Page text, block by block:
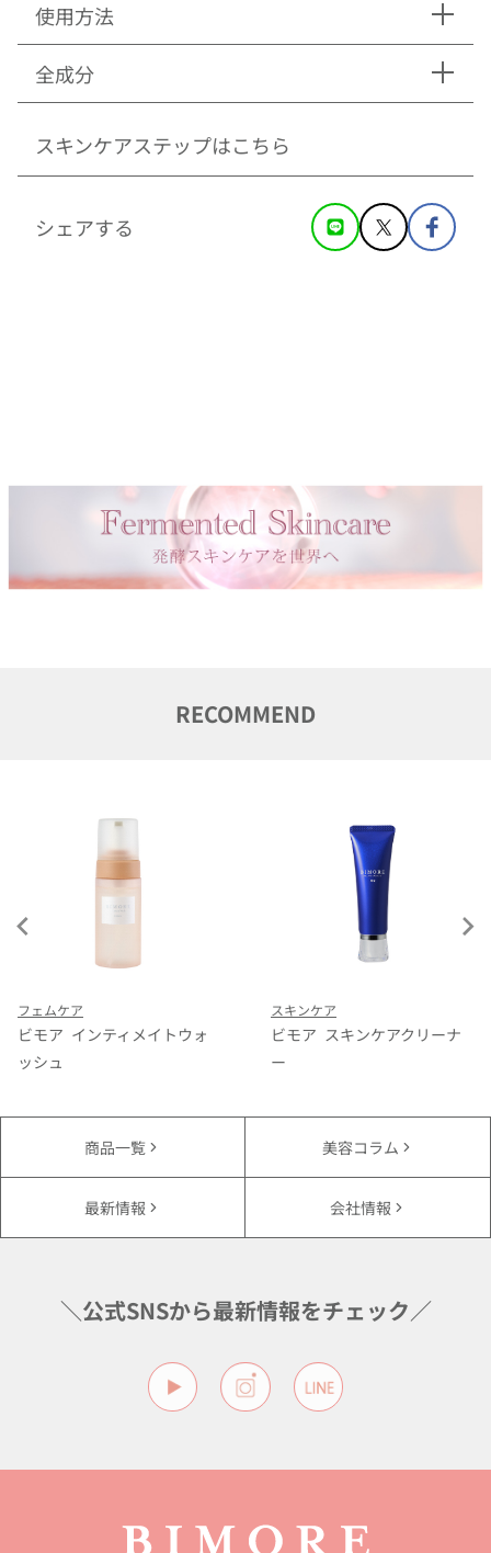
使用方法
全成分
スキンケアステップはこちら
シェアする
RECOMMEND
フェムケア
ビモア インティメイトウォ
ッシュ
スキンケア
ビモア スキンケアクリーナ
ー
商品一覧
最新情報
美容コラム
会社情報
＼公式SNSから最新情報をチェック／